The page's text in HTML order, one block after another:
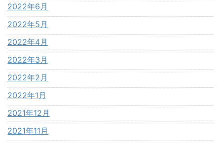
2022年6月
2022年5月
2022年4月
2022年3月
2022年2月
2022年1月
2021年12月
2021年11月